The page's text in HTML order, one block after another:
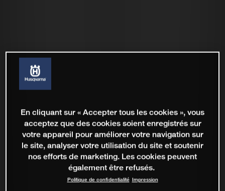
En cliquant sur « Accepter tous les cookies », vous
acceptez que des cookies soient enregistrés sur
votre appareil pour améliorer votre navigation sur
le site, analyser votre utilisation du site et soutenir
nos efforts de marketing. Les cookies peuvent
également être refusés.
Politique de confidentialité Impression